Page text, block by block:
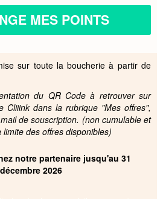
MES POINTS
sur toute la boucherie à partir de
du QR Code à retrouver sur
Cliiink dans la rubrique "Mes offres",
de souscription. (non cumulable et
des offres disponibles)
notre partenaire jusqu'au 31
décembre 2026